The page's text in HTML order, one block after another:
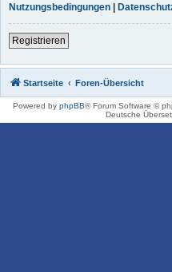
Nutzungsbedingungen |
Registrieren
Startseite Foren-Übersicht
Powered by phpBB® Forum Software ©
Deutsche